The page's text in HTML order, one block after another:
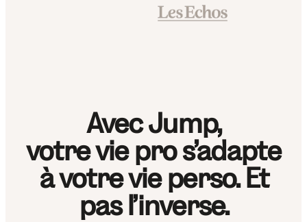
Avec Jump,
votre vie pro s'adapte
à votre vie perso. Et
pas l'inverse.